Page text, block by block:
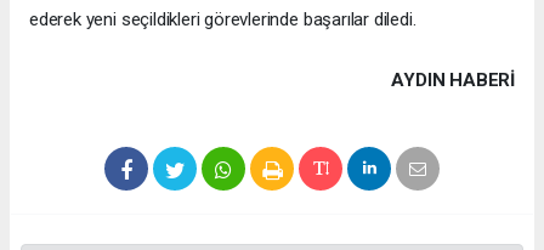
ederek yeni seçildikleri görevlerinde başarılar diledi.
AYDIN HABERİ